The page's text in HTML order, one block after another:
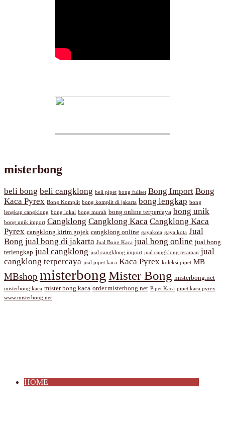
misterbong
beli bong beli cangklong beli pipet bong fullset Bong Import Bong
Kaca Pyrex Bong Komplit bong komplit di jakarta bong lengkap bong
lengkap cangklong bong lokal bong murah bong online terpercaya bong unik
bong unik import Cangklong Cangklong Kaca Cangklong Kaca
Pyrex cangklong kirim gojek cangklong online gayakota gaya kota Jual
Bong jual bong di jakarta Jual Bong Kaca jual bong online jual bong
terlengkap jual cangklong jual cangklong import jual cangklong teraman jual
cangklong terpercaya jual pipet kaca Kaca Pyrex koleksi pipet MB
MBshop misterbongMister Bong misterbong.net
misterbong kaca mister bong kaca order.misterbong.net Pipet Kaca pipet kaca pyrex
www.misterbong.net
HOME